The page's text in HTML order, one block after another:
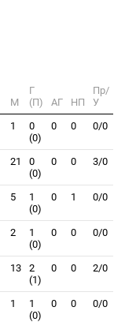
М
Г
(П)
АГ НП
Пр/
У
1
0
(0)
0 0 0/0
21
0
(0)
0 0 3/0
5
1
(0)
0 1 0/0
2
1
(0)
0 0 0/0
13
2
(1)
0 0 2/0
1
1
(0)
0 0 0/0